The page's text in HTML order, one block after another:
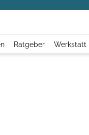
Ratgeber Werkstatt